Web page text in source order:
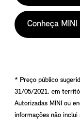
Conheça
* Preço público
31/05/2021, em
Autorizadas MINI ou
informações não